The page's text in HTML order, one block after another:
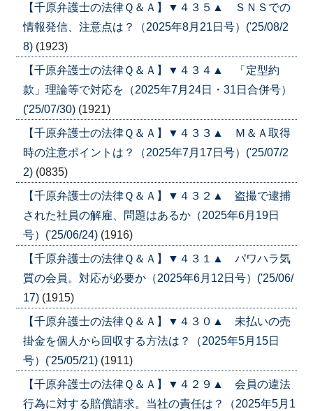
【千原弁護士の法律Ｑ＆Ａ】▼４３５▲ ＳＮＳでの
情報発信、注意点は？（2025年8月21日号）('25/08/2
8) (1923)
【千原弁護士の法律Ｑ＆Ａ】▼４３４▲ 「定型約
款」理論等で対応を（2025年7月24日・31日合併号）
('25/07/30) (1921)
【千原弁護士の法律Ｑ＆Ａ】▼４３３▲ Ｍ＆Ａ取得
時の注意ポイントは？（2025年7月17日号）('25/07/2
2) (0835)
【千原弁護士の法律Ｑ＆Ａ】▼４３２▲ 盗撮で逮捕
された社員の解雇、問題はあるか（2025年6月19日
号）('25/06/24) (1916)
【千原弁護士の法律Ｑ＆Ａ】▼４３１▲ パワハラ気
質の会員。対応が必要か（2025年6月12日号）('25/06/
17) (1915)
【千原弁護士の法律Ｑ＆Ａ】▼４３０▲ 未払いの売
掛金を個人から回収する方法は？（2025年5月15日
号）('25/05/21) (1911)
【千原弁護士の法律Ｑ＆Ａ】▼４２９▲ 会員の違法
行為に対する賠償請求。当社の責任は？（2025年5月1